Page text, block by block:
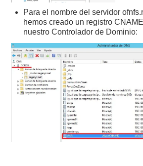
Para el nombre del servidor
hemos creado un registro
nuestro Controlador de Dominio: